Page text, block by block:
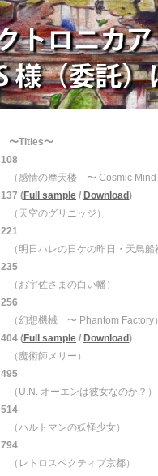
〜Titles〜
108
（感情の摩天楼 〜 Cosmic Mind
137 (Full sample / Download)
（天空のグリニッジ）
221
（明日ハレの日ケの昨日・天鳥
235
（お宇佐さまの白い幡）
256
（幻想機械 〜 Phantom Factory）
404 (Full sample / Download)
（魔術師メリー）
495
（U.N. オーエンは彼女なのか？）
514
（ハルトマンの妖怪少女）
794
（レトロスペクティブ京都）